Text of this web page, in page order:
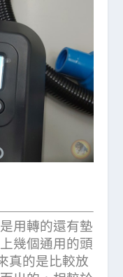
用轉的還有墊
幾個通用的頭
真的是比較放